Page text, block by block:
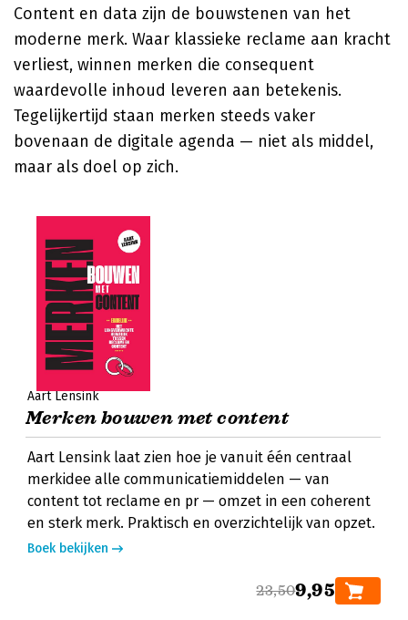
Content en data zijn de bouwstenen van het
moderne merk. Waar klassieke reclame aan kracht
verliest, winnen merken die consequent
waardevolle inhoud leveren aan betekenis.
Tegelijkertijd staan merken steeds vaker
bovenaan de digitale agenda — niet als middel,
maar als doel op zich.
Aart Lensink
Merken bouwen met content
Aart Lensink laat zien hoe je vanuit één centraal
merkidee alle communicatiemiddelen — van
content tot reclame en pr — omzet in een coherent
en sterk merk. Praktisch en overzichtelijk van opzet.
Boek bekijken
23,509,95